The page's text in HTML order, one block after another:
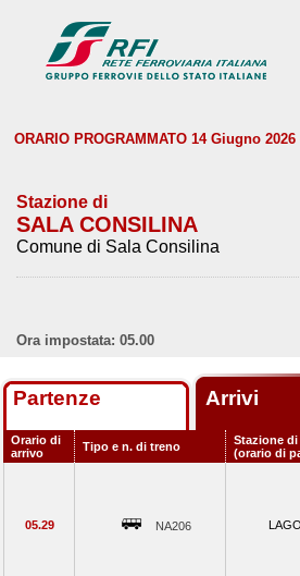
ORARIO PROGRAMMATO 14 Giugno
Stazione di
SALA CONSILINA
Comune di Sala Consilina
Ora impostata: 05.00
Partenze Arrivi
Orario di
arrivo
Tipo e n. di treno
Stazione
(orario di
05.29 NA206